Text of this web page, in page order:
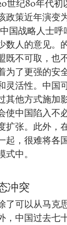
世纪80年代初
政策近年演变
国战略人士呼
数人的意见。
既不可取，也
为了更强的安
灵活性。中国
其他方式施加
使中国陷入不
扩张。此外，
起，很难将各
中。
冲突
了可以从马克
，中国过去七